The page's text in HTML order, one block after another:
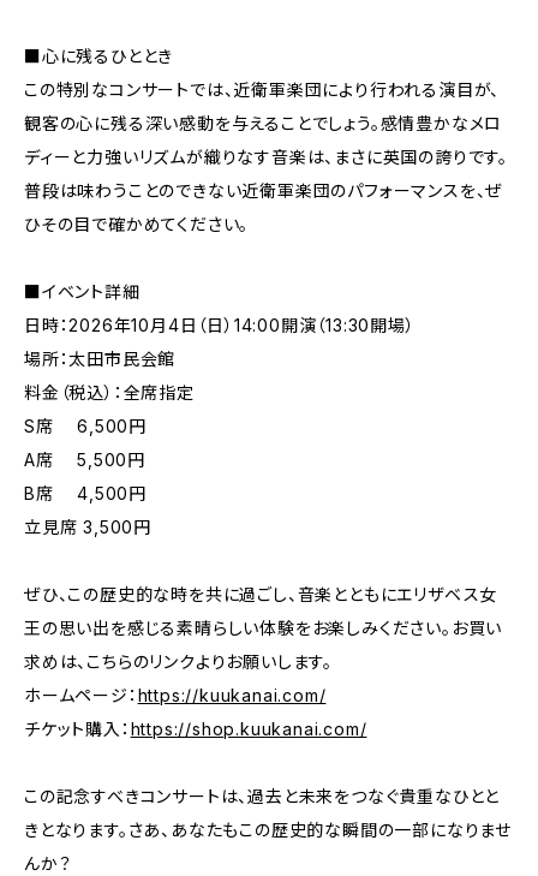
■心に残るひととき
この特別なコンサートでは、近衛軍楽団により行われる演目が、
観客の心に残る深い感動を与えることでしょう。感情豊かなメロ
ディーと力強いリズムが織りなす音楽は、まさに英国の誇りです。
普段は味わうことのできない近衛軍楽団のパフォーマンスを、ぜ
ひその目で確かめてください。
■イベント詳細
日時：2026年10月4日（日）14:00開演（13:30開場）
場所：太田市民会館
料金（税込）：全席指定
S席 6,500円
A席 5,500円
B席 4,500円
立見席 3,500円
ぜひ、この歴史的な時を共に過ごし、音楽とともにエリザベス女
王の思い出を感じる素晴らしい体験をお楽しみください。お買い
求めは、こちらのリンクよりお願いします。
ホームページ： https://kuukanai.com/
チケット購入： https://shop.kuukanai.com/
この記念すべきコンサートは、過去と未来をつなぐ貴重なひとと
きとなります。さあ、あなたもこの歴史的な瞬間の一部になりませ
んか？